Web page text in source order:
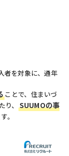
者を対象に、通年
ことで、住まいづ
、
SUUMOの事
。